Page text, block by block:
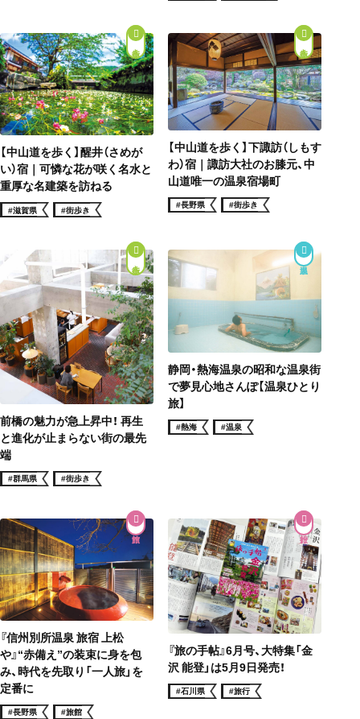
街歩き
【中山道を歩く】醒井（さめが
い）宿｜可憐な花が咲く名水と
重厚な名建築を訪ねる
#滋賀県 #街歩き
街歩き
【中山道を歩く】下諏訪（しもす
わ）宿｜諏訪大社のお膝元、中
山道唯一の温泉宿場町
#長野県 #街歩き
街歩き
前橋の魅力が急上昇中！ 再生
と進化が止まらない街の最先
端
#群馬県 #街歩き
静岡・熱海温泉の昭和な温泉街
で夢見心地さんぽ【温泉ひとり
旅】
#熱海 #温泉
『信州別所温泉 旅宿 上松
や』“赤備え”の装束に身を包
み、時代を先取り「一人旅」を
定番に
#長野県 #旅館
『旅の手帖』6月号、大特集「金
沢 能登」は5月9日発売！
#石川県 #旅行